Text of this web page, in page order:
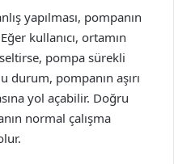
yapılması, pompanın
kullanıcı, ortamın
pompa sürekli
durum, pompanın aşırı
yol açabilir. Doğru
normal çalışma